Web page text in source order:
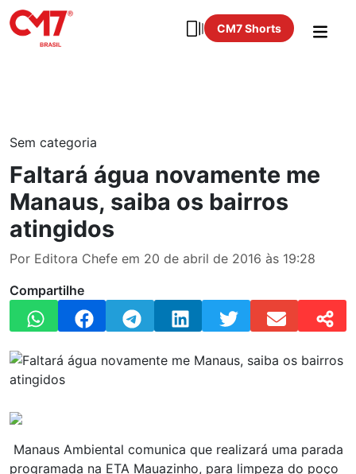
CM7 Shorts
Sem categoria
Faltará água novamente me
Manaus, saiba os bairros
atingidos
Por Editora Chefe em 20 de abril de 2016 às 19:28
Compartilhe
Manaus Ambiental comunica que realizará uma parada
programada na ETA Mauazinho, para limpeza do poço